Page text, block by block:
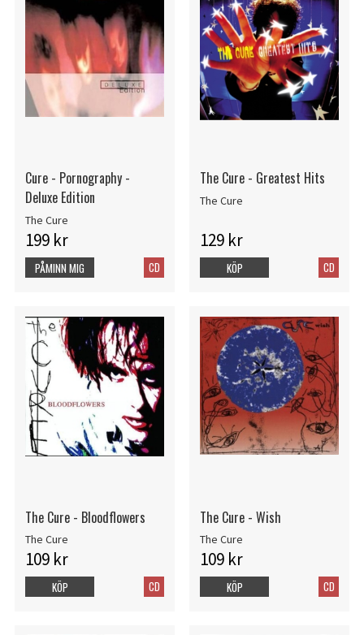
Cure - Pornography -
Deluxe Edition
The Cure
199 kr
CD
PÅMINN MIG
The Cure - Greatest Hits
The Cure
129 kr
CD
KÖP
The Cure - Bloodflowers
The Cure
109 kr
CD
KÖP
The Cure - Wish
The Cure
109 kr
CD
KÖP